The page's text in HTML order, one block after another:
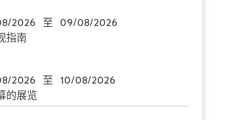
2026 至 09/08/2026
指南
2026 至 10/08/2026
的展览